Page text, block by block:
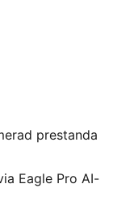
prestanda
Eagle Pro AI-